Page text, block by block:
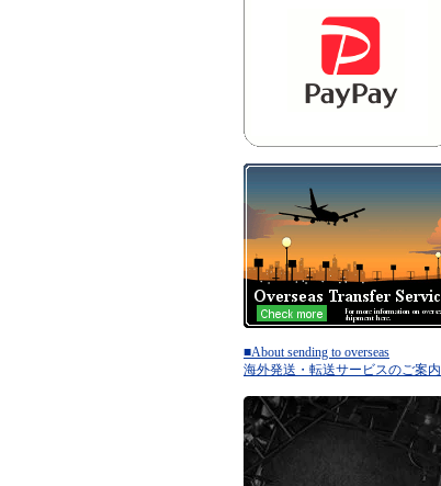
■About sending to overseas
海外発送・転送サービスのご案内